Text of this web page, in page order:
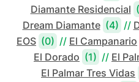
Diamante Residencial
Dream Diamante (4) //
EOS (0) // El Campanario
El Dorado (1) // El
El Palmar Tres Vidas